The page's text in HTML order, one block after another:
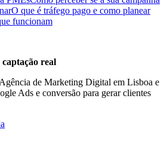
O que é tráfego pago e como planear
funcionam
real
de Marketing Digital em Lisboa e
Ads e conversão para gerar clientes